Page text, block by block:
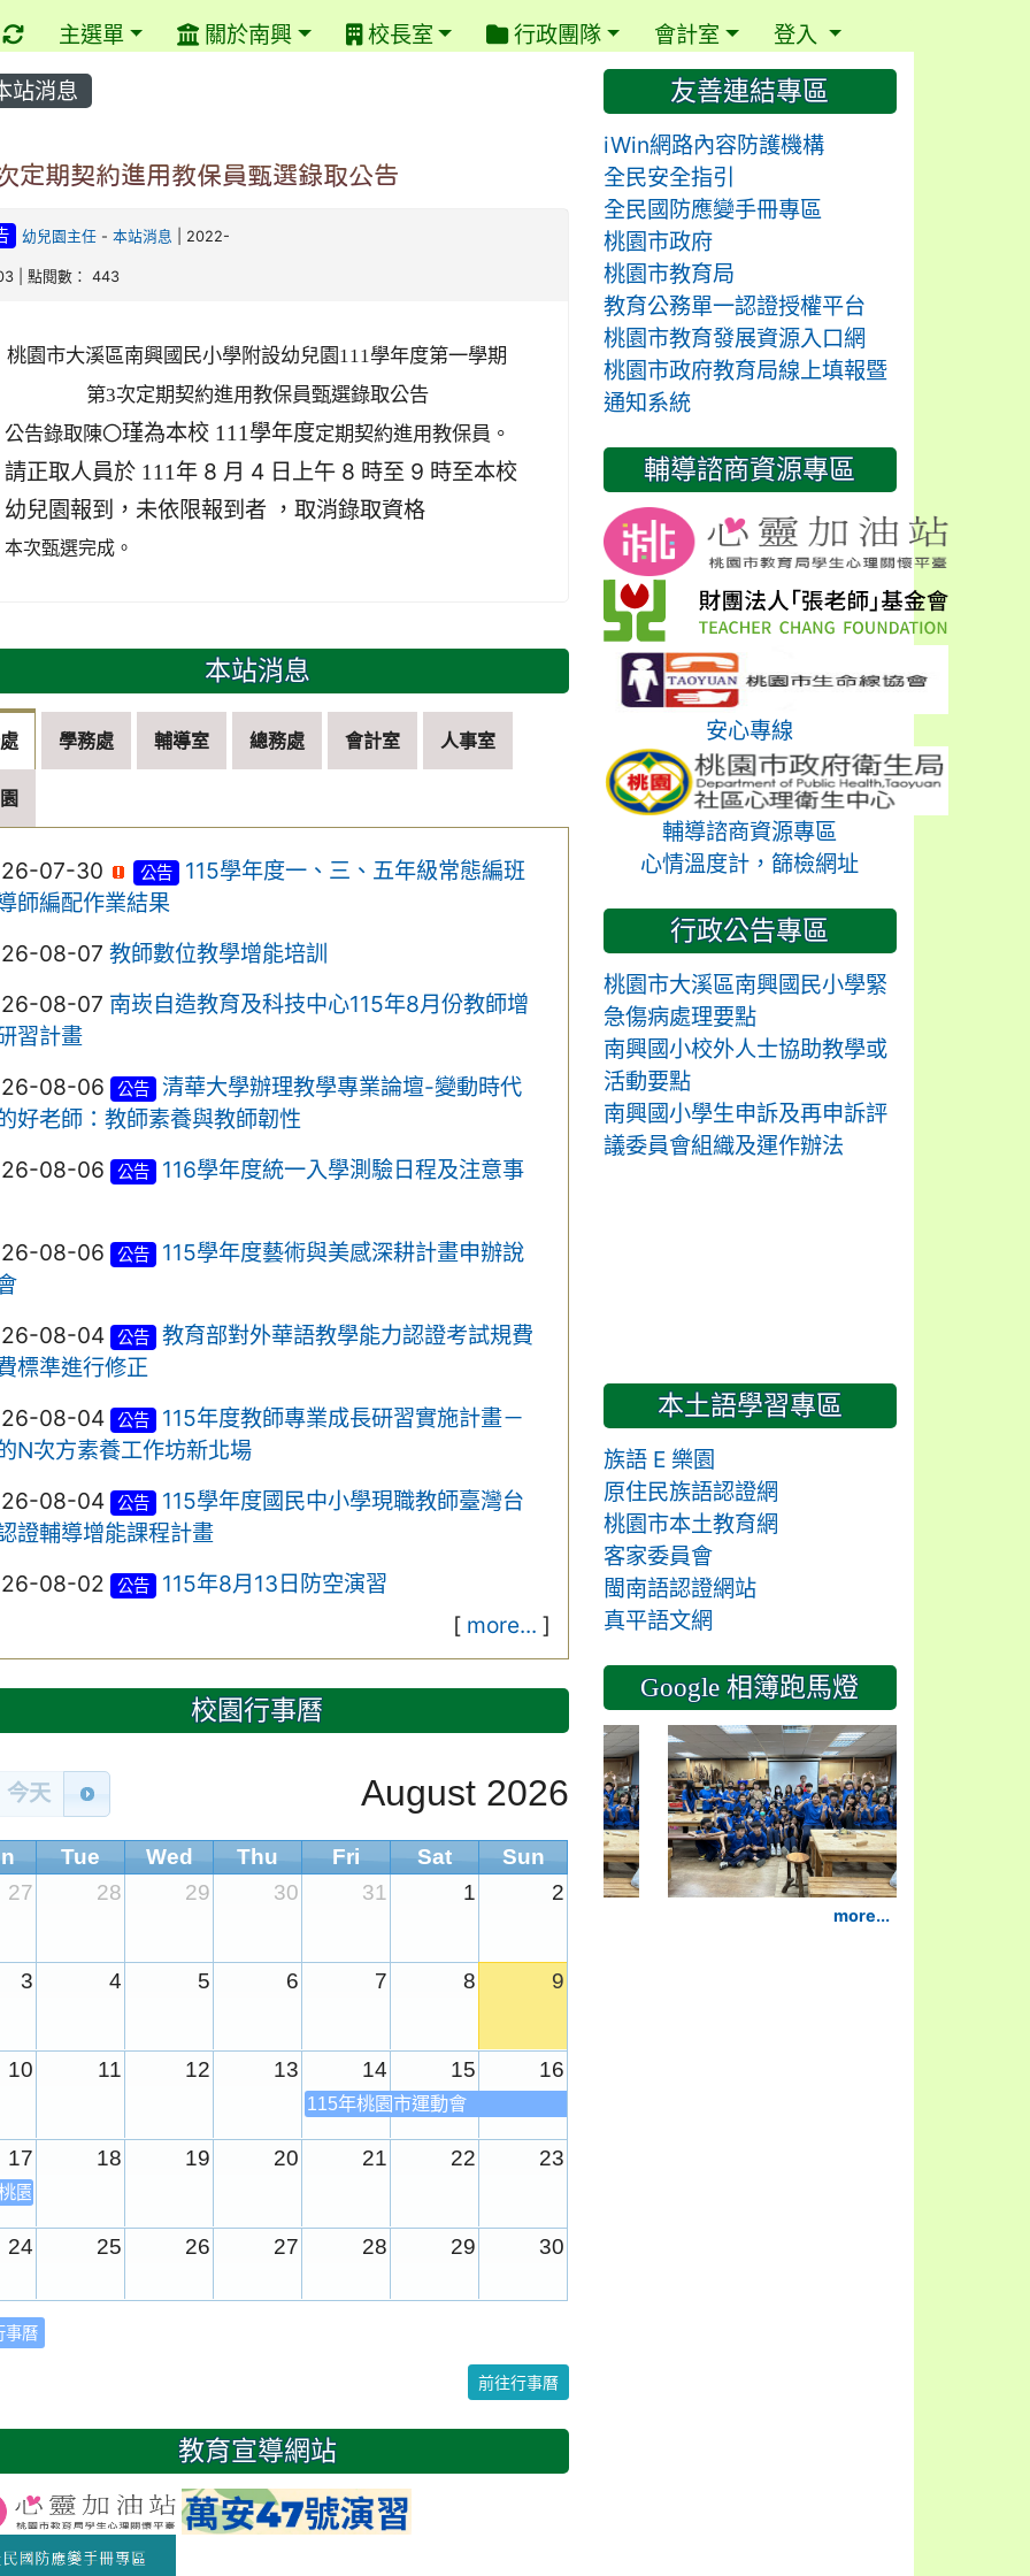
重新取得佈景設定
主選單 關於南興 校長室 行政團隊 會計室 登入
站消息
定期契約進用教保員甄選錄取公告
幼兒園主任- 本站消息 | 2022-
| 點閱數： 443
桃園市大溪區南興國民小學附設幼兒園111學年度第一學期
第3次定期契約進用教保員甄選錄取公告
公告錄取陳〇瑾為本校 111 學年度定期契約進用教保員。
請正取人員於 111 年 8 月 4 日上午 8 時至 9 時至本校
幼兒園報到，未依限報到者 ，取消錄取資格
本次甄選完成。
本站消息
學務處 輔導室 總務處 會計室 人事室
07-30 公告
115學年度一、三、五年級常態編班
師編配作業結果
08-07教師數位教學增能培訓
08-07 南崁自造教育及科技中心115年8月份教師增
習計畫
08-06 公告
清華大學辦理教學專業論壇-變動時代
好老師：教師素養與教師韌性
08-06 公告 116學年度統一入學測驗日程及注意事
08-06 公告
115學年度藝術與美感深耕計畫申辦說
08-04 公告
教育部對外華語教學能力認證考試規費
標準進行修正
08-04 公告
115年度教師專業成長研習實施計畫－
N次方素養工作坊新北場
08-04 公告
115學年度國民中小學現職教師臺灣台
證輔導增能課程計畫
08-02 公告
115年8月13日防空演習
[ more... ]
校園行事曆
今天 August 2026
Tue Wed Thu Fri Sat
Sun
27
28 29 30 31 1 2
3 4 5 6 7 8 9
10 11 12 13 14 15 16
115年桃園市運動會
17 18 19 20 21 22 23
園市運動會
24 25 26 27 28 29 30
31
事曆
前往行事曆
教育宣導網站
友善連結專區
iWin網路內容防護機構
全民安全指引
全民國防應變手冊專區
桃園市政府
桃園市教育局
教育公務單一認證授權平台
桃園市教育發展資源入口網
桃園市政府教育局線上填報暨
通知系統
輔導諮商資源專區
安心專線
輔導諮商資源專區
心情溫度計，篩檢網址
行政公告專區
桃園市大溪區南興國民小學緊
急傷病處理要點
南興國小校外人士協助教學或
活動要點
南興國小學生申訴及再申訴評
議委員會組織及運作辦法
本土語學習專區
族語 E 樂園
原住民族語認證網
桃園市本土教育網
客家委員會
閩南語認證網站
真平語文網
Google 相簿跑馬燈
2024-11-14 六年
more...